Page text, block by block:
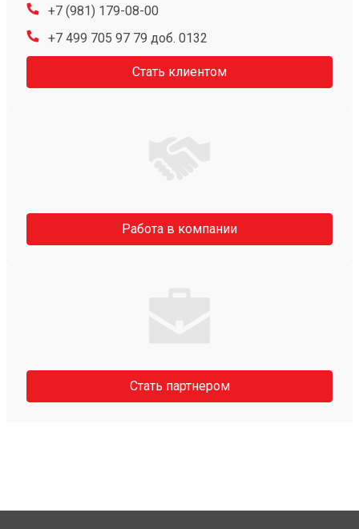
+7 (981) 179-08-00
+7 499 705 97 79 доб. 0132
Стать клиентом
Работа в компании
Стать партнером